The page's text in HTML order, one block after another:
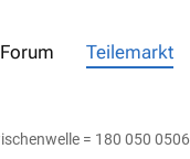
Teilemarkt
= 180 050 0506